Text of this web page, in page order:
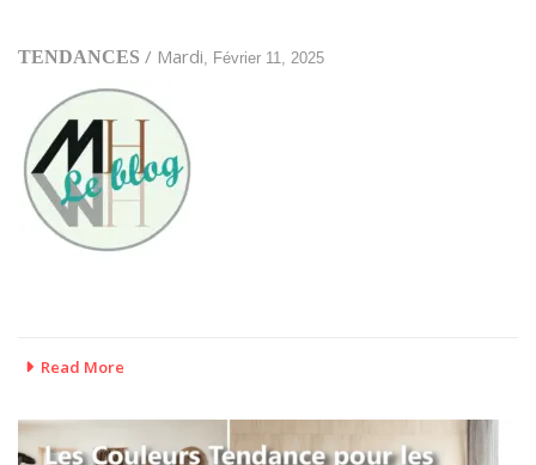
TENDANCES / Mardi , Février 11, 2025
Read More